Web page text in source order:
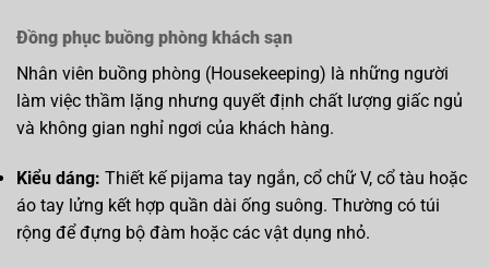
Đồng phục buồng phòng khách sạn
Nhân viên buồng phòng (Housekeeping) là những người
làm việc thầm lặng nhưng quyết định chất lượng giấc ngủ
và không gian nghỉ ngơi của khách hàng.
Kiểu dáng: Thiết kế pijama tay ngắn, cổ chữ V, cổ tàu hoặc
áo tay lửng kết hợp quần dài ống suông. Thường có túi
rộng để đựng bộ đàm hoặc các vật dụng nhỏ.